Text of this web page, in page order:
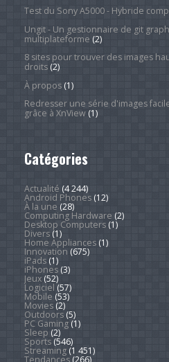
Test du Sony A5000 - Hybride
Ungit - Un gestionnaire de git
multiplateforme (2)
8 sites pour trouver des images
droits(2)
À propos(1)
Redresser une série d'images
grâce à XnView(1)
Catégories
Actualité (4 244)
Android Phones(12)
À la une (28)
Computing Hardware (2)
Desktop Computers(1)
Divers(1)
Home Appliances(1)
Innovation (675)
iPads(1)
iPhones(3)
Jeux(52)
Logiciel (57)
Mobile (53)
Movies(2)
Outdoors(5)
PC Gaming(1)
Sleep (2)
Sports(546)
Streaming(1 451)
Tendances(266)